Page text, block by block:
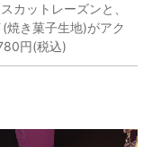
カットレーズンと、
焼き菓子生地)がアク
円(税込)